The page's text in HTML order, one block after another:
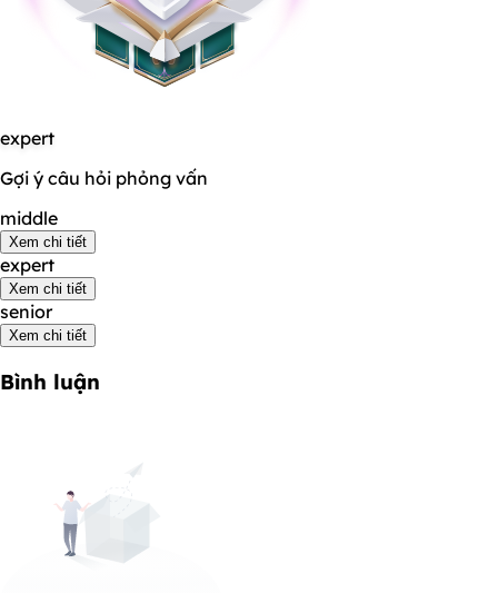
expert
Gợi ý câu hỏi phỏng vấn
middle
Xem chi tiết
expert
Xem chi tiết
senior
Xem chi tiết
Bình luận